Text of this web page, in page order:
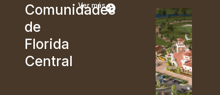
Comunidades
de
Florida
Central
Ver más